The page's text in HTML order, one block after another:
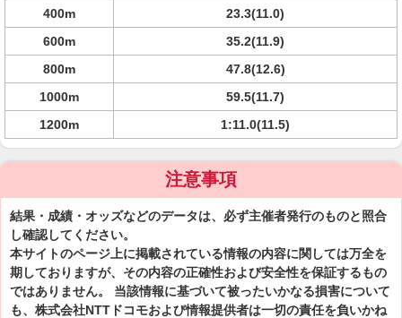
400m
23.3(11.0)
600m
35.2(11.9)
800m
47.8(12.6)
1000m
59.5(11.7)
1200m
1:11.0(11.5)
注意事項
結果・成績・オッズなどのデータは、必ず主催者発行のものと照合
し確認してください。
本サイトのページ上に掲載されている情報の内容に関しては万全を
期しておりますが、その内容の正確性および安全性を保証するもの
ではありません。 当該情報に基づいて被ったいかなる損害について
も、株式会社NTTドコモおよび情報提供者は一切の責任を負いかね